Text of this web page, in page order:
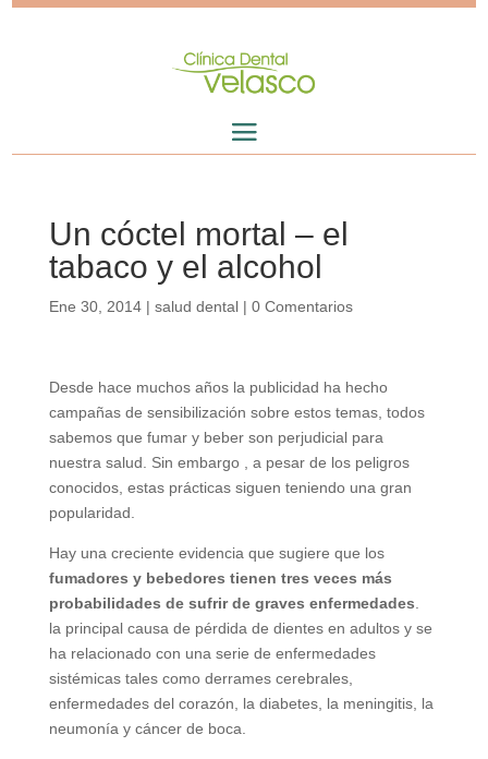
Un cóctel mortal – el
tabaco y el alcohol
Ene 30, 2014| salud dental| 0 Comentarios
Desde hace muchos años la publicidad ha hecho
campañas de sensibilización sobre estos temas, todos
sabemos que fumar y beber son perjudicial para
nuestra salud. Sin embargo , a pesar de los peligros
conocidos, estas prácticas siguen teniendo una gran
popularidad.
Hay una creciente evidencia que sugiere que los
fumadores y bebedores tienen tres veces más
probabilidades de sufrir de graves enfermedades.
la principal causa de pérdida de dientes en adultos y se
ha relacionado con una serie de enfermedades
sistémicas tales como derrames cerebrales,
enfermedades del corazón, la diabetes, la meningitis, la
neumonía y cáncer de boca.